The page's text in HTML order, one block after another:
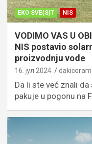
EKO SVE(S)T NIS
VODIMO VAS U
NIS postavio
proizvodnju vode
16. јул 2024.
Da li ste već znali da
pakuje u pogonu na